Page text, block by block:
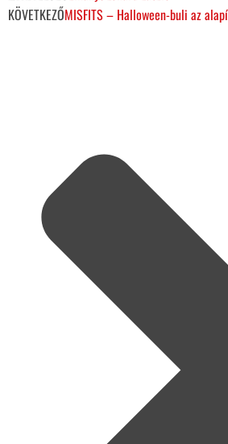
KÖVETKEZŐMISFITS – Halloween-buli az